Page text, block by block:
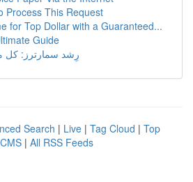
Process This Request
for Top Dollar with a Guaranteed...
Guide
رِشد سمارترز: كل
Search | Live | Tag Cloud | Top
| All RSS Feeds